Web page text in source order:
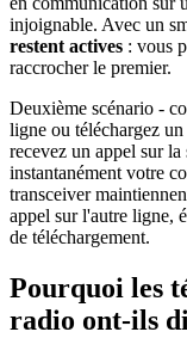
injoignable. Avec un
restent actives : vous
raccrocher le premier.
Deuxième scénario -
ligne ou téléchargez
recevez un appel sur
instantanément votre
transceiver
appel sur l'autre ligne,
de téléchargement.
Pourquoi les
radio ont-ils